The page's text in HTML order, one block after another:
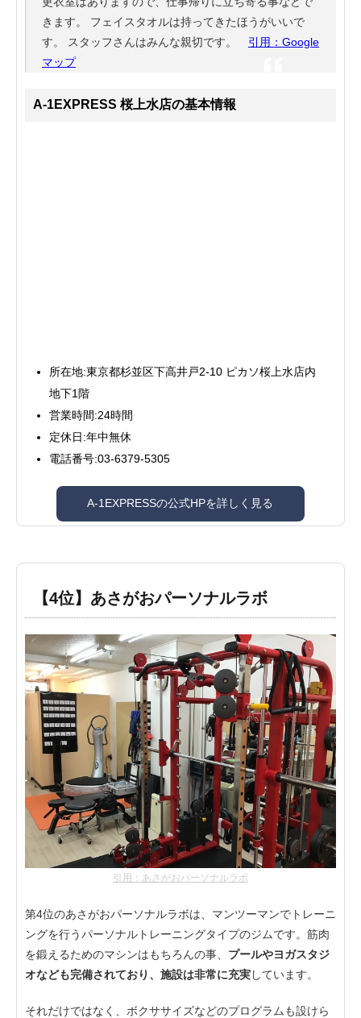
きます。 フェイスタオルは持ってきたほうがいいで
す。 スタッフさんはみんな親切です。 引用：Google
マップ
A-1EXPRESS 桜上水店の基本情報
所在地:東京都杉並区下高井戸2-10 ピカソ桜上水店内
地下1階
営業時間:24時間
定休日:年中無休
電話番号:03-6379-5305
A-1EXPRESSの公式HPを詳しく見る
【4位】あさがおパーソナルラボ
引用：あさがおパーソナルラボ
第4位のあさがおパーソナルラボは、マンツーマンでトレーニ
ングを行うパーソナルトレーニングタイプのジムです。筋肉
を鍛えるためのマシンはもちろんの事、 プールやヨガスタジ
オなども完備されており、施設は非常に充実しています。
それだけではなく、ボクササイズなどのプログラムも設けら